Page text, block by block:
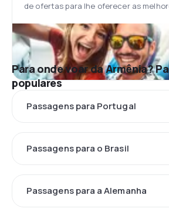
de ofertas para lhe oferecer as
Para onde voar da Armênia?
populares
Passagens para Portugal
Passagens para o Brasil
Passagens para a Alemanha